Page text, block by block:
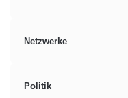
Netzwerke
Politik